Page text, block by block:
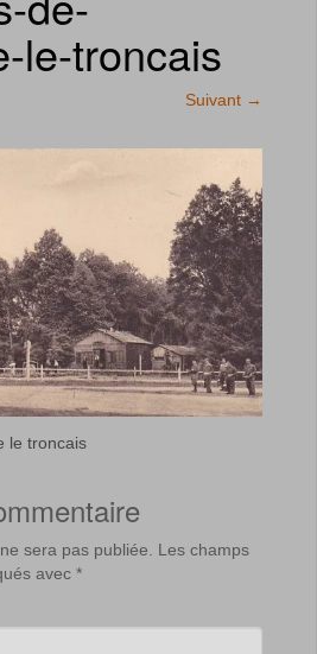
le-troncais
Suivant →
le troncais
sera pas publiée.
Les champs
avec *